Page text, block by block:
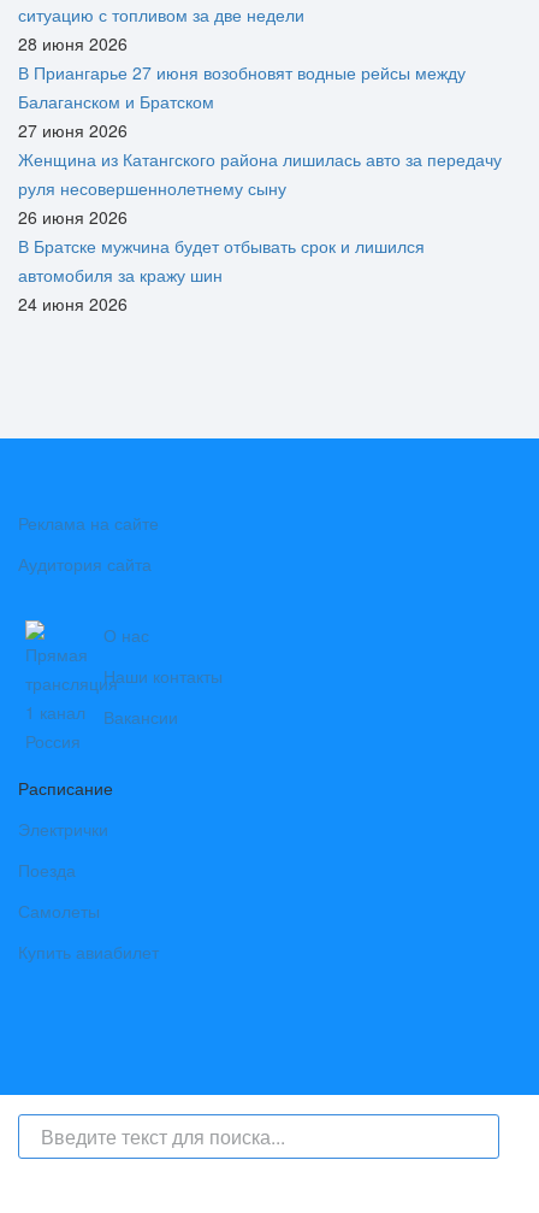
ситуацию с топливом за две недели
28 июня 2026
В Приангарье 27 июня возобновят водные рейсы между
Балаганском и Братском
27 июня 2026
Женщина из Катангского района лишилась авто за передачу
руля несовершеннолетнему сыну
26 июня 2026
В Братске мужчина будет отбывать срок и лишился
автомобиля за кражу шин
24 июня 2026
Реклама на сайте
Аудитория сайта
О нас
Наши контакты
Вакансии
Расписание
Электрички
Поезда
Самолеты
Купить авиабилет